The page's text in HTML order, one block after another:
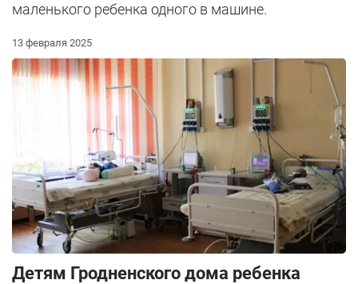
маленького ребенка одного в машине.
13 февраля 2025
Детям Гродненского дома ребенка